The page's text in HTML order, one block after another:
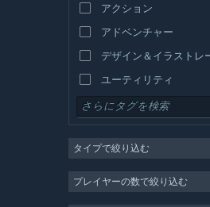
アクション
アドベンチャー
デザイン＆イラストレ
ユーティリティ
無料プレイ
MMO
インディー
タイプで絞り込む
プレイヤーの数で絞り込む